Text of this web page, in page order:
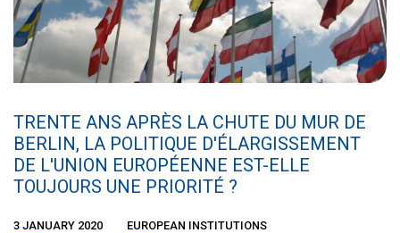
TRENTE ANS APRÈS LA CHUTE DU MUR DE
BERLIN, LA POLITIQUE D'ÉLARGISSEMENT
DE L'UNION EUROPÉENNE EST-ELLE
TOUJOURS UNE PRIORITÉ ?
3 JANUARY 2020 EUROPEAN INSTITUTIONS